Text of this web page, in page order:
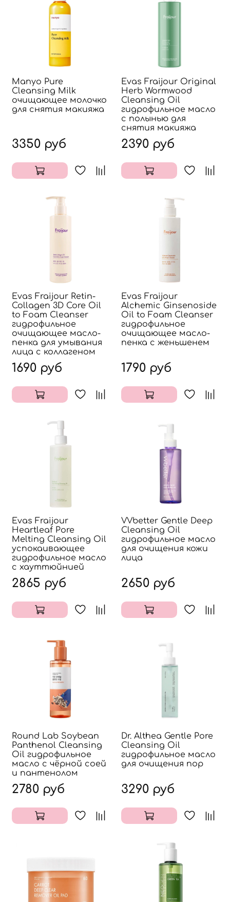
Manyo Pure
Cleansing Milk
очищающее молочко
для снятия макияжа
3350 руб
Evas Fraijour Original
Herb Wormwood
Cleansing Oil
гидрофильное масло
с полынью для
снятия макияжа
2390 руб
Evas Fraijour Retin-
Collagen 3D Core Oil
to Foam Cleanser
гидрофильное
очищающее масло-
пенка для умывания
лица с коллагеном
1690 руб
Evas Fraijour
Alchemic Ginsenoside
Oil to Foam Cleanser
гидрофильное
очищающее масло-
пенка с женьшенем
1790 руб
Evas Fraijour
Heartleaf Pore
Melting Cleansing Oil
успокаивающее
гидрофильное масло
с хауттюйнией
2865 руб
VVbetter Gentle Deep
Cleansing Oil
гидрофильное масло
для очищения кожи
лица
2650 руб
Round Lab Soybean
Panthenol Cleansing
Oil гидрофильное
масло с чёрной соей
и пантенолом
2780 руб
Dr. Althea Gentle Pore
Cleansing Oil
гидрофильное масло
для очищения пор
3290 руб